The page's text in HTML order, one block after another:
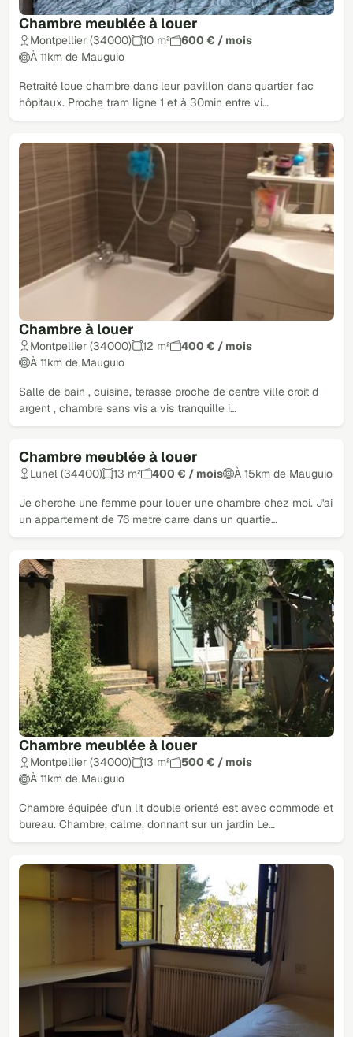
Chambre meublée à louer
Montpellier (34000) 10 m²
600 € / mois
À 11km de Mauguio
Retraité loue chambre dans leur pavillon dans quartier fac
hôpitaux. Proche tram ligne 1 et à 30min entre vi…
Chambre à louer
Montpellier (34000) 12 m²
400 € / mois
À 11km de Mauguio
Salle de bain , cuisine, terasse proche de centre ville croit d
argent , chambre sans vis a vis tranquille i…
Chambre meublée à louer
Lunel (34400) 13 m² 400 € / mois À 15km de Mauguio
Je cherche une femme pour louer une chambre chez moi. J'ai
un appartement de 76 metre carre dans un quartie…
Chambre meublée à louer
Montpellier (34000) 13 m²
500 € / mois
À 11km de Mauguio
Chambre équipée d'un lit double orienté est avec commode et
bureau. Chambre, calme, donnant sur un jardin Le…